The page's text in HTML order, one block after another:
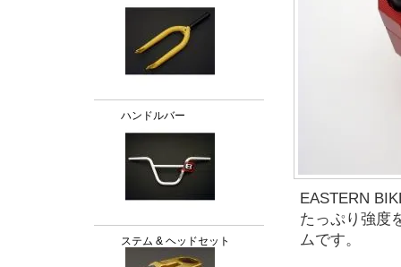
ハンドルバー
ステム & ヘッドセット
EASTERN
たっぷり強度
ムです。